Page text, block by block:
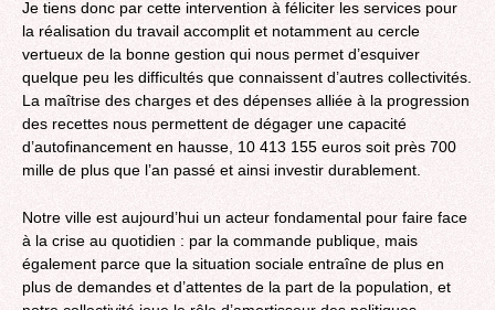
Je tiens donc par cette intervention à féliciter les services pour
la réalisation du travail accomplit et notamment au cercle
vertueux de la bonne gestion qui nous permet d’esquiver
quelque peu les difficultés que connaissent d’autres collectivités.
La maîtrise des charges et des dépenses alliée à la progression
des recettes nous permettent de dégager une capacité
d’autofinancement en hausse, 10 413 155 euros soit près 700
mille de plus que l’an passé et ainsi investir durablement.
Notre ville est aujourd’hui un acteur fondamental pour faire face
à la crise au quotidien : par la commande publique, mais
également parce que la situation sociale entraîne de plus en
plus de demandes et d’attentes de la part de la population, et